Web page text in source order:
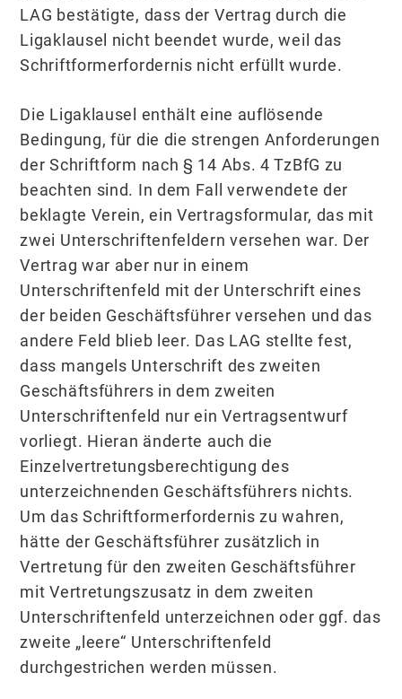
LAG bestätigte, dass der Vertrag durch die
Ligaklausel nicht beendet wurde, weil das
Schriftformerfordernis nicht erfüllt wurde.
Die Ligaklausel enthält eine auflösende
Bedingung, für die die strengen Anforderungen
der Schriftform nach § 14 Abs. 4 TzBfG zu
beachten sind. In dem Fall verwendete der
beklagte Verein, ein Vertragsformular, das mit
zwei Unterschriftenfeldern versehen war. Der
Vertrag war aber nur in einem
Unterschriftenfeld mit der Unterschrift eines
der beiden Geschäftsführer versehen und das
andere Feld blieb leer. Das LAG stellte fest,
dass mangels Unterschrift des zweiten
Geschäftsführers in dem zweiten
Unterschriftenfeld nur ein Vertragsentwurf
vorliegt. Hieran änderte auch die
Einzelvertretungsberechtigung des
unterzeichnenden Geschäftsführers nichts.
Um das Schriftformerfordernis zu wahren,
hätte der Geschäftsführer zusätzlich in
Vertretung für den zweiten Geschäftsführer
mit Vertretungszusatz in dem zweiten
Unterschriftenfeld unterzeichnen oder ggf. das
zweite „leere“ Unterschriftenfeld
durchgestrichen werden müssen.